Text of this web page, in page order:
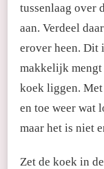
tussenlaag over
aan. Verdeel
erover heen. Dit
makkelijk mengt
koek liggen. Met
en toe weer wat
maar het is niet
Zet de koek in